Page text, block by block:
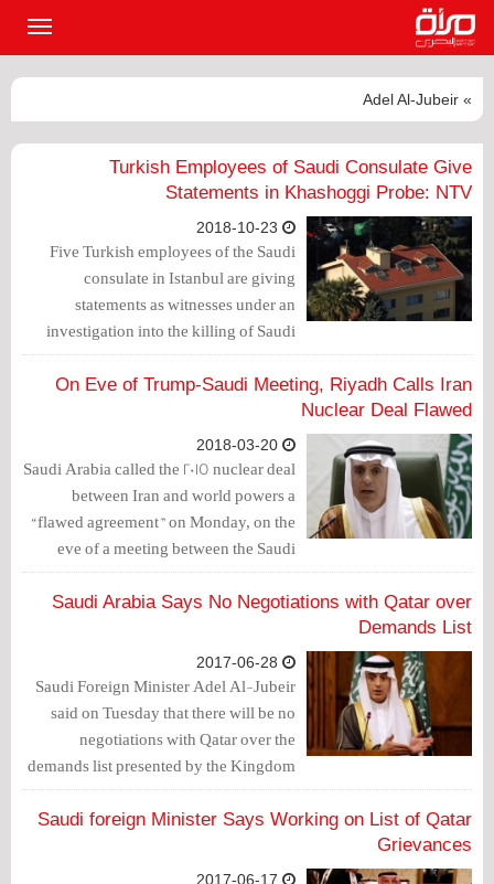
» Adel Al-Jubeir
Turkish Employees of Saudi Consulate Give
Statements in Khashoggi Probe: NTV
Five Turkish employees of the Saudi
consulate in Istanbul are giving
statements as witnesses under an
investigation into the killing of Saudi
journalist Jamal Khashoggi, Turkish
broadcaster NTV said on Monday.
On Eve of Trump-Saudi Meeting, Riyadh Calls Iran
Nuclear Deal Flawed
Saudi Arabia called the 2015 nuclear deal
between Iran and world powers a
“flawed agreement” on Monday, on the
eve of a meeting between the Saudi
crown prince and U.S. President Donald
Trump who have both been highly
Saudi Arabia Says No Negotiations with Qatar over
Demands List
Saudi Foreign Minister Adel Al-Jubeir
said on Tuesday that there will be no
negotiations with Qatar over the
demands list presented by the Kingdom
and the 3 other Arab States, Al-
Ekhbariya TV reported.
Saudi foreign Minister Says Working on List of Qatar
Grievances